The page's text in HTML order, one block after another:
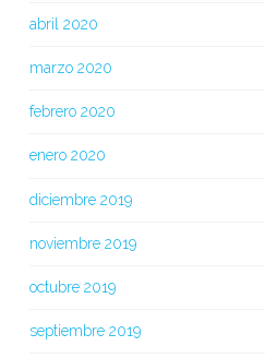
abril 2020
marzo 2020
febrero 2020
enero 2020
diciembre 2019
noviembre 2019
octubre 2019
septiembre 2019